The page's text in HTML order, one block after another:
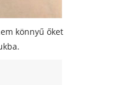
könnyű őket